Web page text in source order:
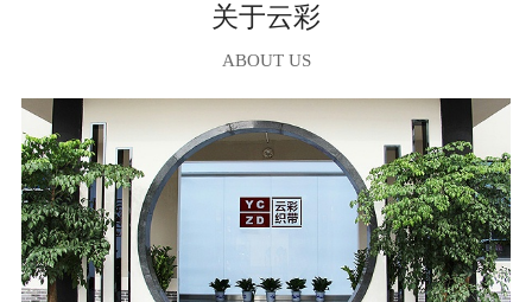
关于云彩
ABOUT US